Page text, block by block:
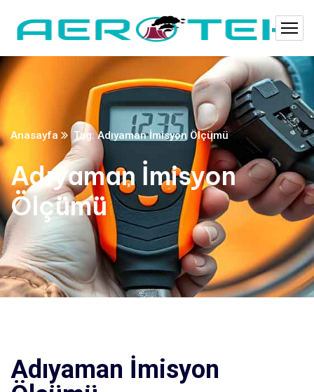
Anasayfa Tag: Adıyaman İmisyon Ölçümü
Adıyaman İmisyon
Ölçümü
Adıyaman İmisyon